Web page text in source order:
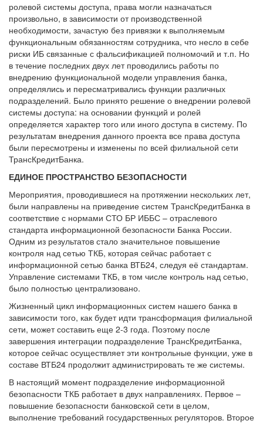
ролевой системы доступа, права могли назначаться
произвольно, в зависимости от производственной
необходимости, зачастую без привязки к выполняемым
функциональным обязанностям сотрудника, что несло в себе
риски ИБ связанные с фальсификацией полномочий и т.п. Но
в течение последних двух лет проводились работы по
внедрению функциональной модели управления банка,
определялись и пересматривались функции различных
подразделений. Было принято решение о внедрении ролевой
системы доступа: на основании функций и ролей
определяется характер того или иного доступа в систему. По
результатам внедрения данного проекта все права доступа
были пересмотрены и изменены по всей филиальной сети
ТрансКредитБанка.
ЕДИНОЕ ПРОСТРАНСТВО БЕЗОПАСНОСТИ
Мероприятия, проводившиеся на протяжении нескольких лет,
были направлены на приведение систем ТрансКредитБанка в
соответствие с нормами СТО БР ИББС – отраслевого
стандарта информационной безопасности Банка России.
Одним из результатов стало значительное повышение
контроля над сетью ТКБ, которая сейчас работает с
информационной сетью банка ВТБ24, следуя её стандартам.
Управление системами ТКБ, в том числе контроль над сетью,
было полностью централизовано.
Жизненный цикл информационных систем нашего банка в
зависимости того, как будет идти трансформация филиальной
сети, может составить еще 2-3 года. Поэтому после
завершения интеграции подразделение ТрансКредитБанка,
которое сейчас осуществляет эти контрольные функции, уже в
составе ВТБ24 продолжит администрировать те же системы.
В настоящий момент подразделение информационной
безопасности ТКБ работает в двух направлениях. Первое –
повышение безопасности банковской сети в целом,
выполнение требований государственных регуляторов. Второе